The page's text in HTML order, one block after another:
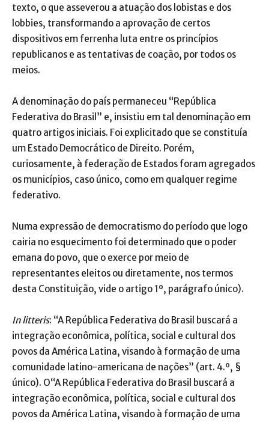
texto, o que asseverou a atuação dos lobistas e dos
lobbies, transformando a aprovação de certos
dispositivos em ferrenha luta entre os princípios
republicanos e as tentativas de coação, por todos os
meios.
A denominação do país permaneceu “República
Federativa do Brasil” e, insistiu em tal denominação em
quatro artigos iniciais. Foi explicitado que se constituía
um Estado Democrático de Direito. Porém,
curiosamente, à federação de Estados foram agregados
os municípios, caso único, como em qualquer regime
federativo.
Numa expressão de democratismo do período que logo
cairia no esquecimento foi determinado que o poder
emana do povo, que o exerce por meio de
representantes eleitos ou diretamente, nos termos
desta Constituição, vide o artigo 1º, parágrafo único).
In litteris: “A República Federativa do Brasil buscará a
integração econômica, política, social e cultural dos
povos da América Latina, visando à formação de uma
comunidade latino-americana de nações” (art. 4.º, §
único). O“A República Federativa do Brasil buscará a
integração econômica, política, social e cultural dos
povos da América Latina, visando à formação de uma